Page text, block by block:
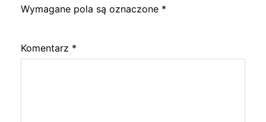
Wymagane pola są oznaczone *
Komentarz *